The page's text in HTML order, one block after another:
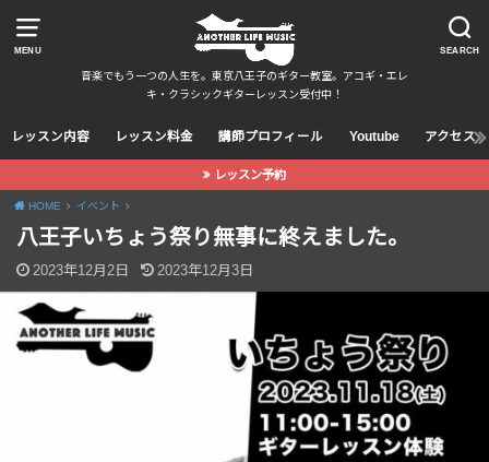
MENU SEARCH
音楽でもう一つの人生を。東京八王子のギター教室。アコギ・エレ
キ・クラシックギターレッスン受付中！
レッスン内容 レッスン料金 講師プロフィール Youtube アクセス
レッスン予約
HOME イベント
八王子いちょう祭り無事に終えました。
2023年12月2日 2023年12月3日